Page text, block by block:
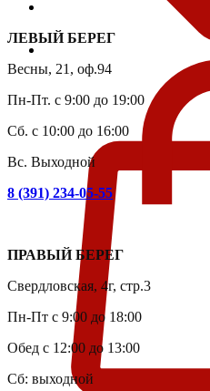
ЛЕВЫЙ БЕРЕГ
Весны, 21, оф.94
Пн-Пт. с 9:00 до 19:00
Сб. с 10:00 до 16:00
Вс. Выходной
8 (391) 234-05-55
ПРАВЫЙ БЕРЕГ
Свердловская, 4г, стр.3
Пн-Пт с 9:00 до 18:00
Обед с 12:00 до 13:00
Сб: выходной